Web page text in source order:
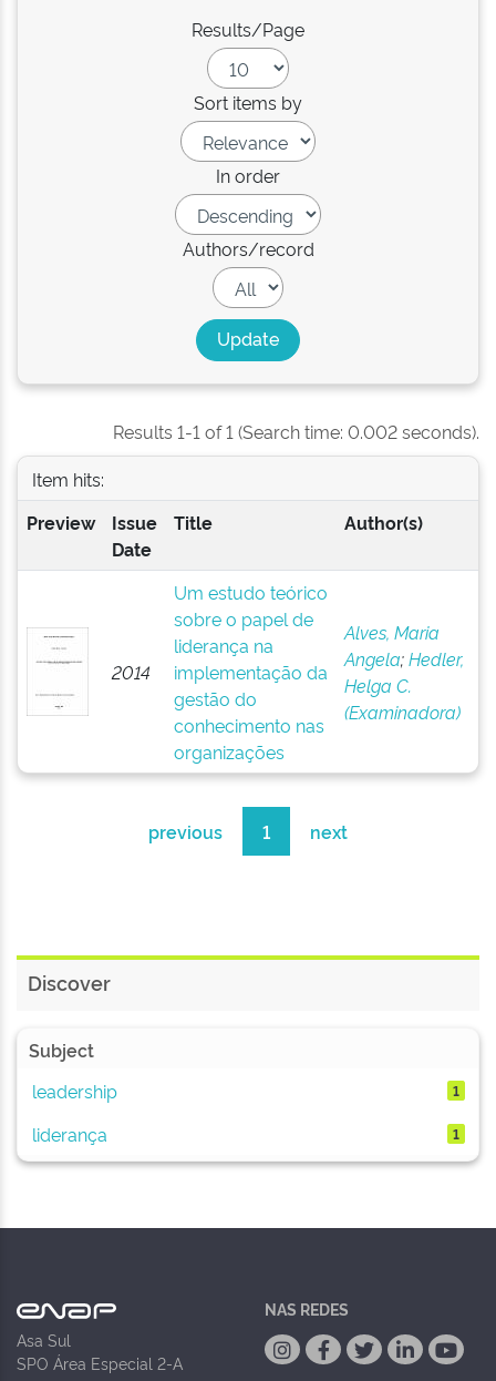
Results/Page
Sort items by
In order
Authors/record
Results 1-1 of 1 (Search time: 0.002 seconds).
Item hits:
Preview
Issue
Date
Title Author(s)
2014
Um estudo teórico
sobre o papel de
liderança na
implementação da
gestão do
conhecimento nas
organizações
Alves, Maria
Angela;Hedler,
Helga C.
(Examinadora)
previous 1 next
Discover
Subject
leadership
1
liderança 1
Asa Sul
SPO Área Especial 2-A
NAS REDES